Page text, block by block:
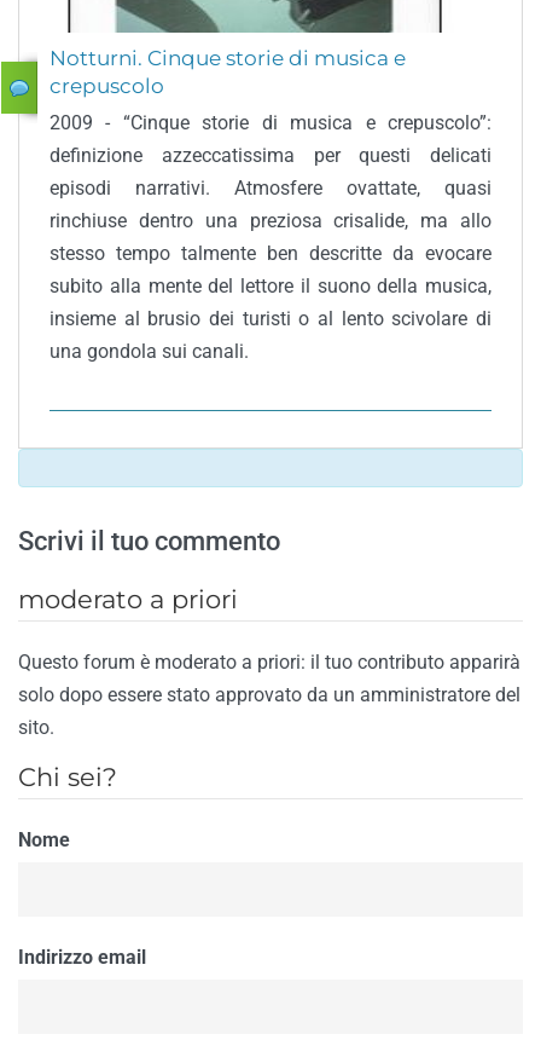
Notturni. Cinque storie di musica e
crepuscolo
2009 - “Cinque storie di musica e crepuscolo”:
definizione azzeccatissima per questi delicati
episodi narrativi. Atmosfere ovattate, quasi
rinchiuse dentro una preziosa crisalide, ma allo
stesso tempo talmente ben descritte da evocare
subito alla mente del lettore il suono della musica,
insieme al brusio dei turisti o al lento scivolare di
una gondola sui canali.
Scrivi il tuo commento
moderato a priori
Questo forum è moderato a priori: il tuo contributo apparirà
solo dopo essere stato approvato da un amministratore del
sito.
Chi sei?
Nome
Indirizzo email